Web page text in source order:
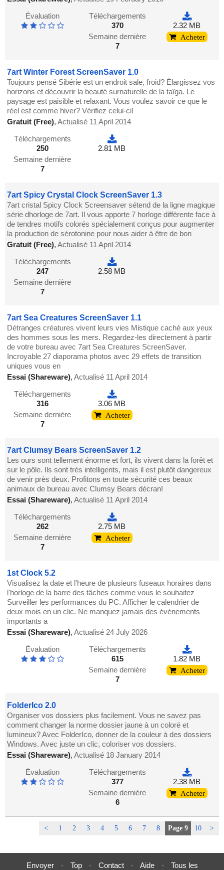
Évaluation
Téléchargements
370
Semaine dernière
7
2.32 MB
Acheter
7art Winter Forest ScreenSaver 1.0
Toujours pensé Sibérie est un endroit sale, froid? Élargissez vos
horizons et découvrir la beauté surnaturelle de la taïga. Le
paysage est paisible et relaxant. Vous voulez savoir ce que le
réel est comme hiver? Vérifiez celui-ci!
Gratuit (Free),Actualisé 11 April 2014
Téléchargements
250
Semaine dernière
7
2.81 MB
7art Spicy Crystal Clock ScreenSaver 1.3
7art cristal Spicy Clock Screensaver sétend de la ligne magique
série dhorloge de 7art. Il vous apporte 7 horloge différente face à
de tendres motifs colorés spécialement conçus pour augmenter
la production de sérotonine pour nous aider à être de bon
Gratuit (Free),Actualisé 11 April 2014
Téléchargements
247
Semaine dernière
7
2.58 MB
7art Sea Creatures ScreenSaver 1.1
Détranges créatures vivent leurs vies Mistique caché aux yeux
des hommes sous les mers. Regardez-les directement à partir
de votre bureau avec 7art Sea Creatures ScreenSaver.
Incroyable 27 diaporama photos avec 29 effets de transition
uniques vous en
Essai (Shareware),Actualisé 11 April 2014
Téléchargements
316
Semaine dernière
7
3.06 MB
Acheter
7art Clumsy Bears ScreenSaver 1.2
Les ours sont tellement énorme et fort, ils vivent dans la forêt et
sur le pôle. Ils sont très intelligents, mais il est plutôt dangereux
de venir près deux. Profitons en toute sécurité ces beaux
animaux de bureau avec Clumsy Bears décran!
Essai (Shareware),Actualisé 11 April 2014
Téléchargements
262
Semaine dernière
7
2.75 MB
Acheter
1st Clock 5.2
Visualisez la date et l'heure de plusieurs fuseaux horaires dans
l'horloge de la barre des tâches comme vous le souhaitez
Surveiller les performances du PC. Afficher le calendrier de
deux mois en un clic. Ne manquez jamais des événements
importants a
Essai (Shareware),Actualisé 24 July 2026
Évaluation
Téléchargements
615
Semaine dernière
7
1.82 MB
Acheter
FolderIco 2.0
Organiser vos dossiers plus facilement. Vous ne savez pas
comment changer la norme dossier jaune à un coloré et
lumineux? Avec FolderIco, donner de la couleur à des dossiers
Windows. Avec juste un clic, coloriser vos dossiers.
Essai (Shareware),Actualisé 18 January 2014
Évaluation
Téléchargements
377
Semaine dernière
6
2.38 MB
Acheter
< 1 2 3 4 5 6 7 8 Page 9 10 >
Envoyer - Top - Contact - Aide - Tous les